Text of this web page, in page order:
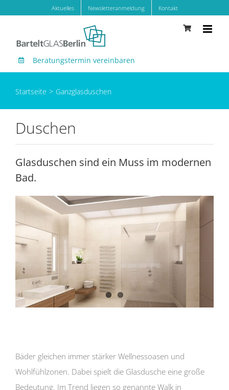
springen
Aktuelles Newsletteranmeldung Kontakt
Beratungstermin vereinbaren
Startseite Ganzglasduschen
Duschen
Glasduschen sind ein Muss im modernen
Bad.
Bäder gleichen immer stärker Wellnessoasen und
Wohlfühlzonen. Dabei spielt die Glasdusche eine große
Bedeutung. Im Trend liegen so genannte Walk in